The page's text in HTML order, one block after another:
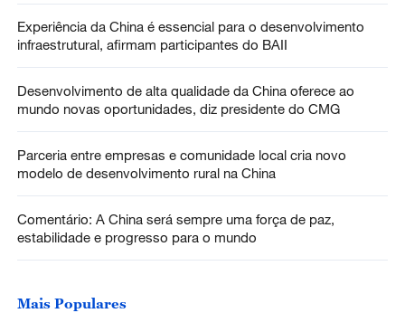
Experiência da China é essencial para o desenvolvimento
infraestrutural, afirmam participantes do BAII
Desenvolvimento de alta qualidade da China oferece ao
mundo novas oportunidades, diz presidente do CMG
Parceria entre empresas e comunidade local cria novo
modelo de desenvolvimento rural na China
Comentário: A China será sempre uma força de paz,
estabilidade e progresso para o mundo
Mais Populares